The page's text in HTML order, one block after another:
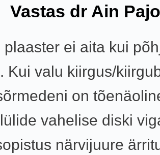
Vastas dr Ain
plaaster ei aita kui
Kui valu kiirgus/
on
vahelise diski
närvijuure